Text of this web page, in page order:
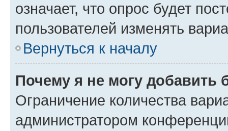
означает, что опрос будет
пользователей изменять
Вернуться к началу
Почему я не могу добавить
Ограничение количества
администратором